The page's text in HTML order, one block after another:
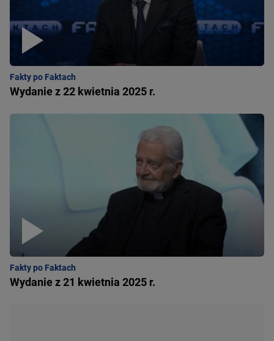
Fakty po Faktach
Wydanie z 22 kwietnia 2025 r.
Fakty po Faktach
Wydanie z 21 kwietnia 2025 r.